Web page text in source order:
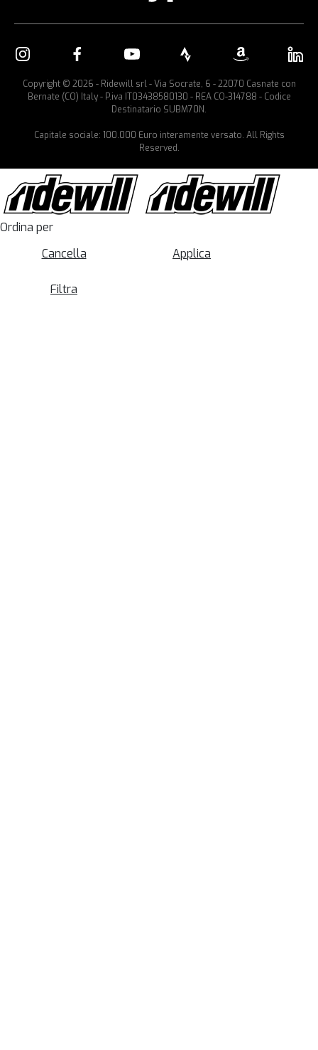
Copyright © 2026 - Ridewill srl - Via Socrate, 6 - 22070 Casnate con
Bernate (CO) Italy - P.iva IT03438580130 - REA CO-314788 - Codice
Destinatario SUBM70N.
Capitale sociale: 100.000 Euro interamente versato. All Rights
Reserved.
Ordina per
Cancella
Applica
Filtra